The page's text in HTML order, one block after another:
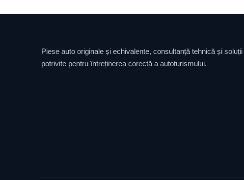
Piese auto originale și echivalente, consultanță tehnică și soluții
potrivite pentru întreținerea corectă a autoturismului.